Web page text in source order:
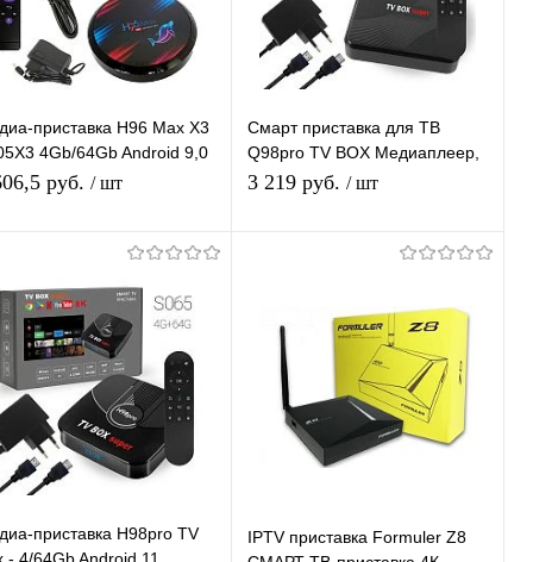
приставка H96 Max X3
4Gb/64Gb Android 9,0
Smart tv IPTV
руб. / шт
Купить в 1
К
сравнению
В избранное Под заказ
Смарт приставка для ТВ
Q98pro TV BOX Медиаплеер,
2G+16G Android-приставка
3 219 руб. / шт
Купить в 1
К
сравнению
В избранное В наличии
приставка H98pro TV
IPTV приставка Formuler Z8